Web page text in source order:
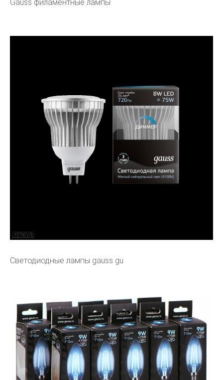
Gauss филаментные лампы
Светодиодные лампы gauss gu